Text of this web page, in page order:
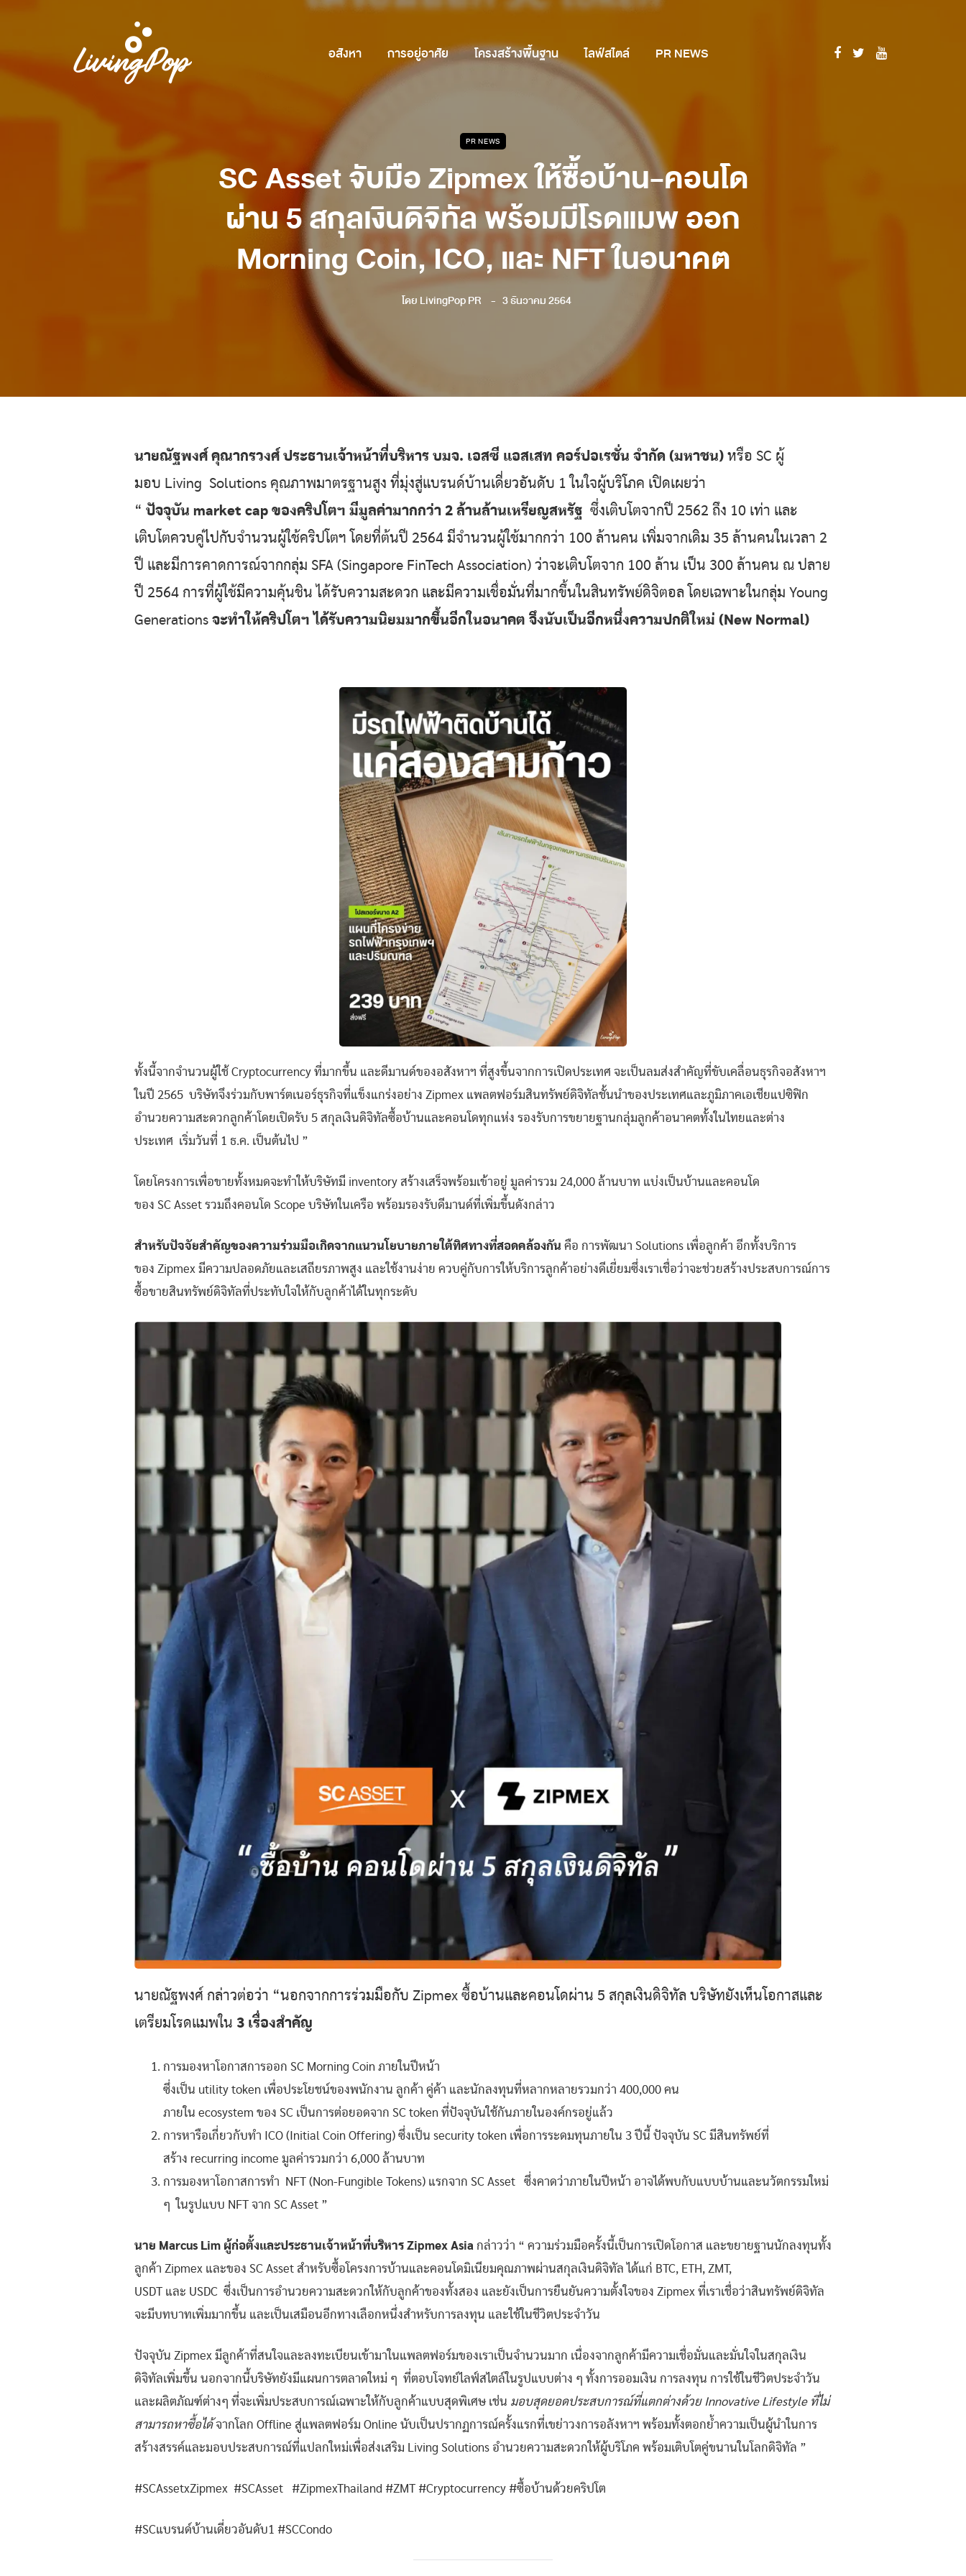
อสังหา การอยู่อาศัย โครงสร้างพื้นฐาน ไลฟ์สไตล์ PR NEWS
PR NEWS
SC Asset จับมือ Zipmex ให้ซื้อบ้าน-คอนโด
ผ่าน 5 สกุลเงินดิจิทัล พร้อมมีโรดแมพ ออก
Morning Coin, ICO, และ NFT ในอนาคต
โดย LivingPop PR 3 ธันวาคม 2564
นายณัฐพงศ์ คุณากรวงศ์ ประธานเจ้าหน้าที่บริหาร บมจ. เอสซี แอสเสท คอร์ปอเรชั่น จำกัด (มหาชน) หรือ SC ผู้
มอบ Living Solutions คุณภาพมาตรฐานสูง ที่มุ่งสู่แบรนด์บ้านเดี่ยวอันดับ 1 ในใจผู้บริโภค เปิดเผยว่า
“ ปัจจุบัน market cap ของคริปโตฯ มีมูลค่ามากกว่า 2 ล้านล้านเหรียญสหรัฐ ซึ่งเติบโตจากปี 2562 ถึง 10 เท่า และ
เติบโตควบคู่ไปกับจำนวนผู้ใช้คริปโตฯ โดยที่ต้นปี 2564 มีจำนวนผู้ใช้มากกว่า 100 ล้านคน เพิ่มจากเดิม 35 ล้านคนในเวลา 2
ปี และมีการคาดการณ์จากกลุ่ม SFA (Singapore FinTech Association) ว่าจะเติบโตจาก 100 ล้าน เป็น 300 ล้านคน ณ ปลาย
ปี 2564 การที่ผู้ใช้มีความคุ้นชิน ได้รับความสะดวก และมีความเชื่อมั่นที่มากขึ้นในสินทรัพย์ดิจิตอล โดยเฉพาะในกลุ่ม Young
Generations จะทำให้คริปโตฯ ได้รับความนิยมมากขึ้นอีกในอนาคต จึงนับเป็นอีกหนึ่งความปกติใหม่ (New Normal)
ทั้งนี้จากจำนวนผู้ใช้ Cryptocurrency ที่มากขึ้น และดีมานด์ของอสังหาฯ ที่สูงขึ้นจากการเปิดประเทศ จะเป็นลมส่งสำคัญที่ขับเคลื่อนธุรกิจอสังหาฯ
ในปี 2565 บริษัทจึงร่วมกับพาร์ตเนอร์ธุรกิจที่แข็งแกร่งอย่าง Zipmex แพลตฟอร์มสินทรัพย์ดิจิทัลชั้นนำของประเทศและภูมิภาคเอเชียแปซิฟิก
อำนวยความสะดวกลูกค้าโดยเปิดรับ 5 สกุลเงินดิจิทัลซื้อบ้านและคอนโดทุกแห่ง รองรับการขยายฐานกลุ่มลูกค้าอนาคตทั้งในไทยและต่าง
ประเทศ เริ่มวันที่ 1 ธ.ค. เป็นต้นไป ”
โดยโครงการเพื่อขายทั้งหมดจะทำให้บริษัทมี inventory สร้างเสร็จพร้อมเข้าอยู่ มูลค่ารวม 24,000 ล้านบาท แบ่งเป็นบ้านและคอนโด
ของ SC Asset รวมถึงคอนโด Scope บริษัทในเครือ พร้อมรองรับดีมานด์ที่เพิ่มขึ้นดังกล่าว
สำหรับปัจจัยสำคัญของความร่วมมือเกิดจากแนวนโยบายภายใต้ทิศทางที่สอดคล้องกัน คือ การพัฒนา Solutions เพื่อลูกค้า อีกทั้งบริการ
ของ Zipmex มีความปลอดภัยและเสถียรภาพสูง และใช้งานง่าย ควบคู่กับการให้บริการลูกค้าอย่างดีเยี่ยมซึ่งเราเชื่อว่าจะช่วยสร้างประสบการณ์การ
ซื้อขายสินทรัพย์ดิจิทัลที่ประทับใจให้กับลูกค้าได้ในทุกระดับ
นายณัฐพงศ์ กล่าวต่อว่า “นอกจากการร่วมมือกับ Zipmex ซื้อบ้านและคอนโดผ่าน 5 สกุลเงินดิจิทัล บริษัทยังเห็นโอกาสและ
เตรียมโรดแมพใน 3 เรื่องสำคัญ
การมองหาโอกาสการออก SC Morning Coin ภายในปีหน้า
ซึ่งเป็น utility token เพื่อประโยชน์ของพนักงาน ลูกค้า คู่ค้า และนักลงทุนที่หลากหลายรวมกว่า 400,000 คน
ภายใน ecosystem ของ SC เป็นการต่อยอดจาก SC token ที่ปัจจุบันใช้กันภายในองค์กรอยู่แล้ว
การหารือเกี่ยวกับทำ ICO (Initial Coin Offering) ซึ่งเป็น security token เพื่อการระดมทุนภายใน 3 ปีนี้ ปัจจุบัน SC มีสินทรัพย์ที่
สร้าง recurring income มูลค่ารวมกว่า 6,000 ล้านบาท
การมองหาโอกาสการทำ NFT (Non-Fungible Tokens) แรกจาก SC Asset ซึ่งคาดว่าภายในปีหน้า อาจได้พบกับแบบบ้านและนวัตกรรมใหม่
ๆ ในรูปแบบ NFT จาก SC Asset ”
นาย Marcus Lim ผู้ก่อตั้งและประธานเจ้าหน้าที่บริหาร Zipmex Asia กล่าวว่า “ ความร่วมมือครั้งนี้เป็นการเปิดโอกาส และขยายฐานนักลงทุนทั้ง
ลูกค้า Zipmex และของ SC Asset สำหรับซื้อโครงการบ้านและคอนโดมิเนียมคุณภาพผ่านสกุลเงินดิจิทัล ได้แก่ BTC, ETH, ZMT,
USDT และ USDC ซึ่งเป็นการอำนวยความสะดวกให้กับลูกค้าของทั้งสอง และยังเป็นการยืนยันความตั้งใจของ Zipmex ที่เราเชื่อว่าสินทรัพย์ดิจิทัล
จะมีบทบาทเพิ่มมากขึ้น และเป็นเสมือนอีกทางเลือกหนึ่งสำหรับการลงทุน และใช้ในชีวิตประจำวัน
ปัจจุบัน Zipmex มีลูกค้าที่สนใจและลงทะเบียนเข้ามาในแพลตฟอร์มของเราเป็นจำนวนมาก เนื่องจากลูกค้ามีความเชื่อมั่นและมั่นใจในสกุลเงิน
ดิจิทัลเพิ่มขึ้น นอกจากนี้บริษัทยังมีแผนการตลาดใหม่ ๆ ที่ตอบโจทย์ไลฟ์สไตล์ในรูปแบบต่าง ๆ ทั้งการออมเงิน การลงทุน การใช้ในชีวิตประจำวัน
และผลิตภัณฑ์ต่างๆ ที่จะเพิ่มประสบการณ์เฉพาะให้กับลูกค้าแบบสุดพิเศษ เช่น มอบสุดยอดประสบการณ์ที่แตกต่างด้วย Innovative Lifestyle ที่ไม่
สามารถหาซื้อได้จากโลก Offline สู่แพลตฟอร์ม Online นับเป็นปรากฏการณ์ครั้งแรกที่เขย่าวงการอลังหาฯ พร้อมทั้งตอกย้ำความเป็นผู้นำในการ
สร้างสรรค์และมอบประสบการณ์ที่แปลกใหม่เพื่อส่งเสริม Living Solutions อำนวยความสะดวกให้ผู้บริโภค พร้อมเติบโตคู่ขนานในโลกดิจิทัล ”
#SCAssetxZipmex #SCAsset #ZipmexThailand #ZMT #Cryptocurrency #ซื้อบ้านด้วยคริปโต
#SCแบรนด์บ้านเดี่ยวอันดับ1 #SCCondo